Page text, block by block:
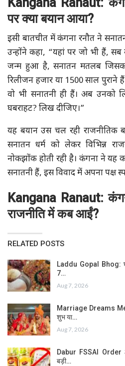
पर क्या बयान आया?
इसी बातचीत में कंगना रनौत ने
उन्होंने कहा, “यहां पर जो भी हैं, सब
जन्म हुआ है, सनातन मतलब
रिलीजन हजार या 1500 साल पुराने
वो भी सनातनी ही हैं। अब उनको
घबराहट? लिख दीजिए।”
यह बयान उस चल रही
सनातन धर्म को लेकर विभिन्न
नोकझोंक होती रही है। कंगना ने यह
सनातनी हैं, इस विवाद में अपना पक्ष
Kangana Ranaut:
राजनीति में कब आईं?
RELATED POSTS
Laddu Gopal Bhog:
7…
Aug 7, 2026
Marriage Dreams
शुभ या…
Aug 7, 2026
Dabur FSSAI Order
बड़ी…